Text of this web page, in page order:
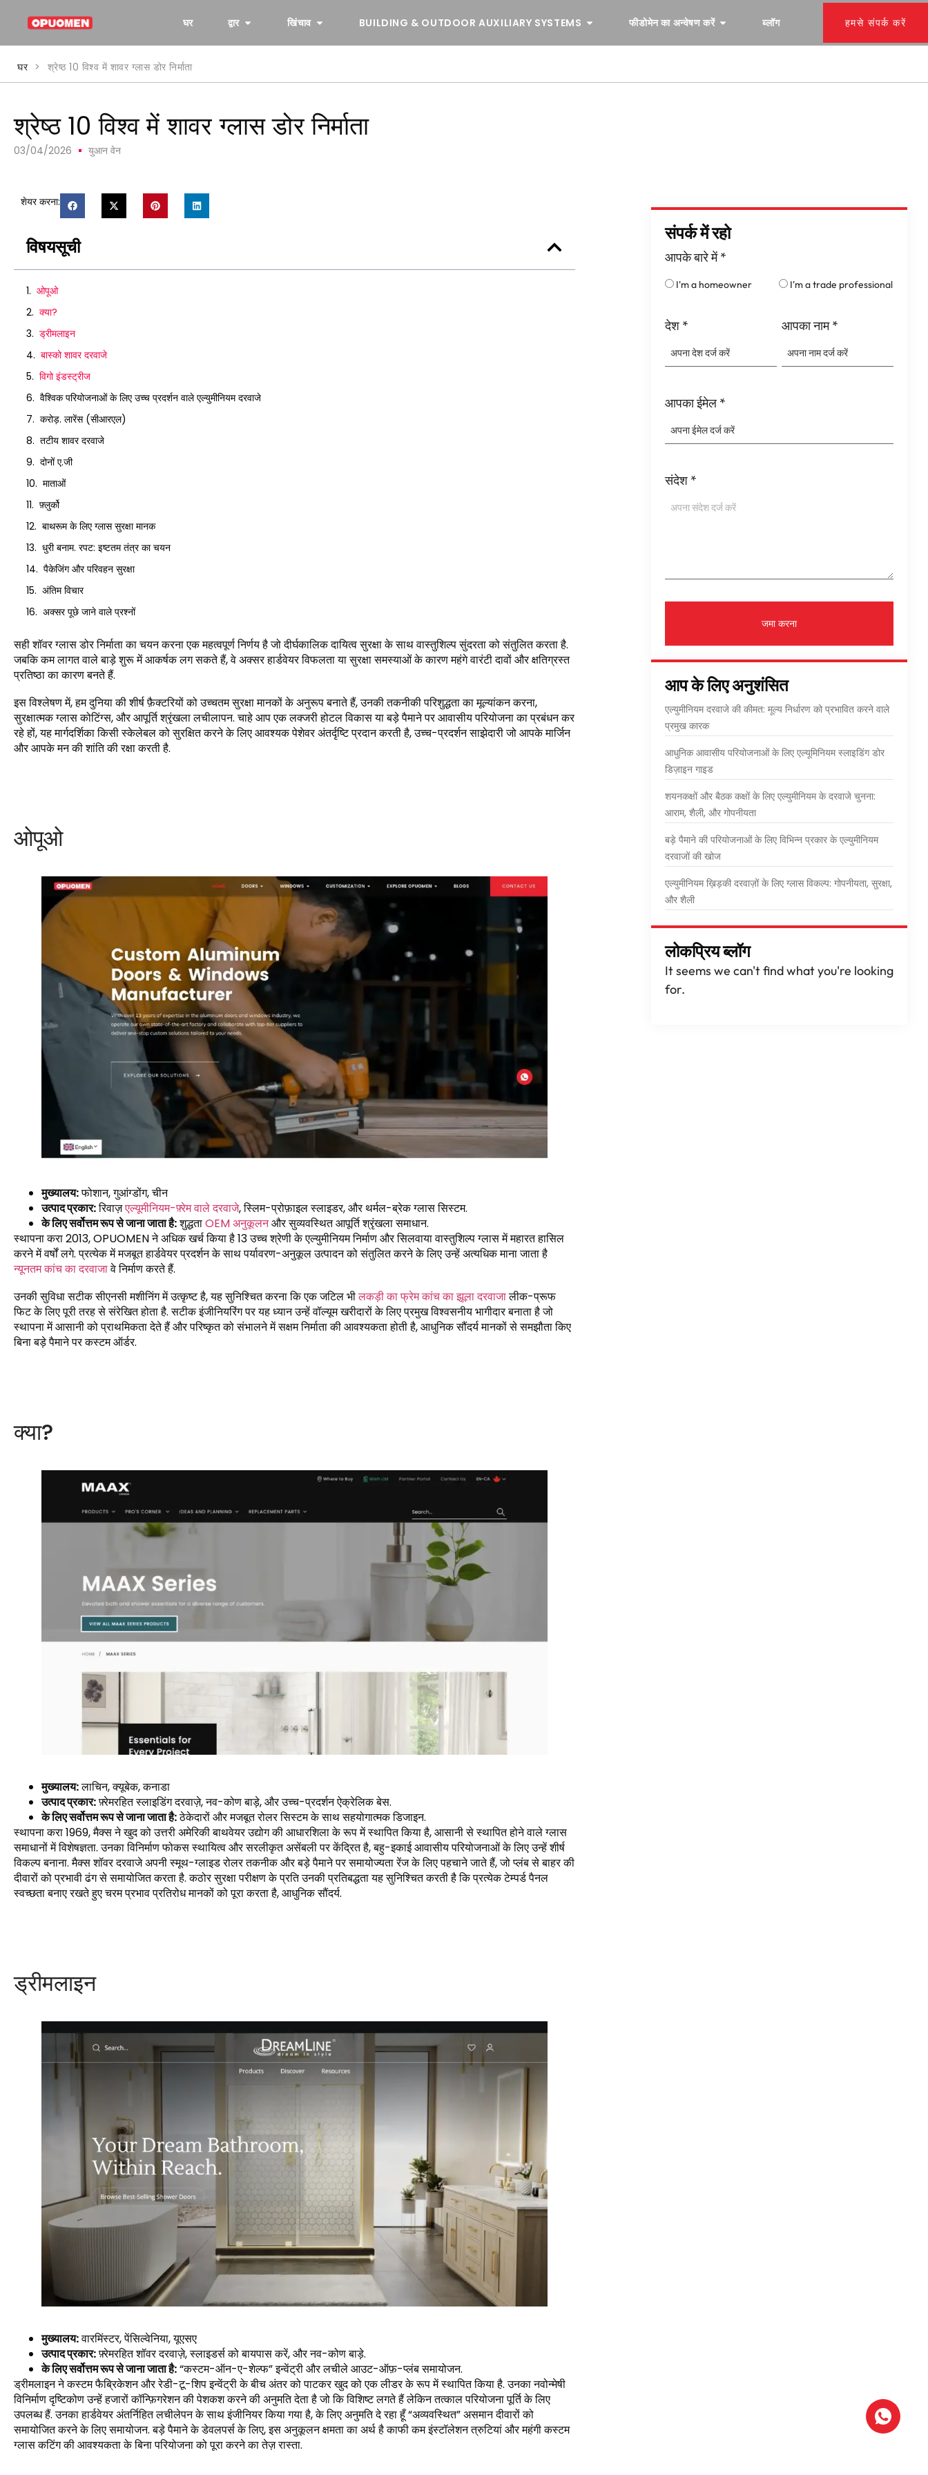
घर द्वार खिंचाव BUILDING & OUTDOOR AUXILIARY SYSTEMS फीडोमेन का अन्वेषण करें ब्लॉग हमसे संपर्क करें
घर > श्रेष्ठ 10 विश्व में शावर ग्लास डोर निर्माता
श्रेष्ठ 10 विश्व में शावर ग्लास डोर निर्माता
03/04/2026 युआन वेन
शेयर करना:
विषयसूची
ओपूओ
क्या?
ड्रीमलाइन
बास्को शावर दरवाजे
विगो इंडस्ट्रीज
वैश्विक परियोजनाओं के लिए उच्च प्रदर्शन वाले एल्युमीनियम दरवाजे
करोड़. लारेंस (सीआरएल)
तटीय शावर दरवाजे
दोनों ए.जी
माताओं
फ़्लुर्को
बाथरूम के लिए ग्लास सुरक्षा मानक
धुरी बनाम. रपट: इष्टतम तंत्र का चयन
पैकेजिंग और परिवहन सुरक्षा
अंतिम विचार
अक्सर पूछे जाने वाले प्रश्नों
सही शॉवर ग्लास डोर निर्माता का चयन करना एक महत्वपूर्ण निर्णय है जो दीर्घकालिक दायित्व सुरक्षा के साथ वास्तुशिल्प सुंदरता को संतुलित करता है.
जबकि कम लागत वाले बाड़े शुरू में आकर्षक लग सकते हैं, वे अक्सर हार्डवेयर विफलता या सुरक्षा समस्याओं के कारण महंगे वारंटी दावों और क्षतिग्रस्त
प्रतिष्ठा का कारण बनते हैं.
इस विश्लेषण में, हम दुनिया की शीर्ष फ़ैक्टरियों को उच्चतम सुरक्षा मानकों के अनुरूप बनाते हैं, उनकी तकनीकी परिशुद्धता का मूल्यांकन करना,
सुरक्षात्मक ग्लास कोटिंग्स, और आपूर्ति श्रृंखला लचीलापन. चाहे आप एक लक्जरी होटल विकास या बड़े पैमाने पर आवासीय परियोजना का प्रबंधन कर
रहे हों, यह मार्गदर्शिका किसी स्केलेबल को सुरक्षित करने के लिए आवश्यक पेशेवर अंतर्दृष्टि प्रदान करती है, उच्च-प्रदर्शन साझेदारी जो आपके मार्जिन
और आपके मन की शांति की रक्षा करती है.
ओपूओ
मुख्यालय:फोशान, गुआंग्डोंग, चीन
उत्पाद प्रकार:रिवाज़एल्यूमीनियम-फ़्रेम वाले दरवाजे, स्लिम-प्रोफ़ाइल स्लाइडर, और थर्मल-ब्रेक ग्लास सिस्टम.
के लिए सर्वोत्तम रूप से जाना जाता है:शुद्धताOEM अनुकूलनऔर सुव्यवस्थित आपूर्ति श्रृंखला समाधान.
स्थापना करा 2013, OPUOMEN ने अधिक खर्च किया है 13 उच्च श्रेणी के एल्युमीनियम निर्माण और सिलवाया वास्तुशिल्प ग्लास में महारत हासिल
करने में वर्षों लगे. प्रत्येक में मजबूत हार्डवेयर प्रदर्शन के साथ पर्यावरण-अनुकूल उत्पादन को संतुलित करने के लिए उन्हें अत्यधिक माना जाता है
न्यूनतम कांच का दरवाजावे निर्माण करते हैं.
उनकी सुविधा सटीक सीएनसी मशीनिंग में उत्कृष्ट है, यह सुनिश्चित करना कि एक जटिल भीलकड़ी का फ्रेम कांच का झूला दरवाजालीक-प्रूफ
फिट के लिए पूरी तरह से संरेखित होता है. सटीक इंजीनियरिंग पर यह ध्यान उन्हें वॉल्यूम खरीदारों के लिए प्रमुख विश्वसनीय भागीदार बनाता है जो
स्थापना में आसानी को प्राथमिकता देते हैं और परिष्कृत को संभालने में सक्षम निर्माता की आवश्यकता होती है, आधुनिक सौंदर्य मानकों से समझौता किए
बिना बड़े पैमाने पर कस्टम ऑर्डर.
क्या?
मुख्यालय:लाचिन, क्यूबेक, कनाडा
उत्पाद प्रकार:फ़्रेमरहित स्लाइडिंग दरवाज़े, नव-कोण बाड़े, और उच्च-प्रदर्शन ऐक्रेलिक बेस.
के लिए सर्वोत्तम रूप से जाना जाता है:ठेकेदारों और मजबूत रोलर सिस्टम के साथ सहयोगात्मक डिजाइन.
स्थापना करा 1969, मैक्स ने खुद को उत्तरी अमेरिकी बाथवेयर उद्योग की आधारशिला के रूप में स्थापित किया है, आसानी से स्थापित होने वाले ग्लास
समाधानों में विशेषज्ञता. उनका विनिर्माण फोकस स्थायित्व और सरलीकृत असेंबली पर केंद्रित है, बहु-इकाई आवासीय परियोजनाओं के लिए उन्हें शीर्ष
विकल्प बनाना. मैक्स शॉवर दरवाजे अपनी स्मूथ-ग्लाइड रोलर तकनीक और बड़े पैमाने पर समायोज्यता रेंज के लिए पहचाने जाते हैं, जो प्लंब से बाहर की
दीवारों को प्रभावी ढंग से समायोजित करता है. कठोर सुरक्षा परीक्षण के प्रति उनकी प्रतिबद्धता यह सुनिश्चित करती है कि प्रत्येक टेम्पर्ड पैनल
स्वच्छता बनाए रखते हुए चरम प्रभाव प्रतिरोध मानकों को पूरा करता है, आधुनिक सौंदर्य.
ड्रीमलाइन
मुख्यालय:वारमिंस्टर, पेंसिल्वेनिया, यूएसए
उत्पाद प्रकार:फ़्रेमरहित शॉवर दरवाज़े, स्लाइडर्स को बायपास करें, और नव-कोण बाड़े.
के लिए सर्वोत्तम रूप से जाना जाता है:“कस्टम-ऑन-ए-शेल्फ” इन्वेंट्री और लचीले आउट-ऑफ़-प्लंब समायोजन.
ड्रीमलाइन ने कस्टम फैब्रिकेशन और रेडी-टू-शिप इन्वेंट्री के बीच अंतर को पाटकर खुद को एक लीडर के रूप में स्थापित किया है. उनका नवोन्मेषी
विनिर्माण दृष्टिकोण उन्हें हजारों कॉन्फ़िगरेशन की पेशकश करने की अनुमति देता है जो कि विशिष्ट लगते हैं लेकिन तत्काल परियोजना पूर्ति के लिए
उपलब्ध हैं. उनका हार्डवेयर अंतर्निहित लचीलेपन के साथ इंजीनियर किया गया है, के लिए अनुमति दे रहा हूँ “अव्यवस्थित” असमान दीवारों को
समायोजित करने के लिए समायोजन. बड़े पैमाने के डेवलपर्स के लिए, इस अनुकूलन क्षमता का अर्थ है काफी कम इंस्टॉलेशन त्रुटियां और महंगी कस्टम
ग्लास कटिंग की आवश्यकता के बिना परियोजना को पूरा करने का तेज़ रास्ता.
संपर्क में रहो
आपके बारे में *
I'm a homeowner I'm a trade professional
देश * आपका नाम *
आपका ईमेल *
संदेश *
जमा करना
आप के लिए अनुशंसित
एल्युमीनियम दरवाजे की कीमत: मूल्य निर्धारण को प्रभावित करने वाले
प्रमुख कारक
आधुनिक आवासीय परियोजनाओं के लिए एल्यूमिनियम स्लाइडिंग डोर
डिज़ाइन गाइड
शयनकक्षों और बैठक कक्षों के लिए एल्युमीनियम के दरवाजे चुनना:
आराम, शैली, और गोपनीयता
बड़े पैमाने की परियोजनाओं के लिए विभिन्न प्रकार के एल्युमीनियम
दरवाजों की खोज
एल्युमीनियम ख़िड़की दरवाज़ों के लिए ग्लास विकल्प: गोपनीयता, सुरक्षा,
और शैली
लोकप्रिय ब्लॉग
It seems we can't find what you're looking
for.